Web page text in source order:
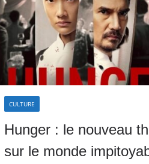
CULTURE
Hunger : le nouveau
sur le monde